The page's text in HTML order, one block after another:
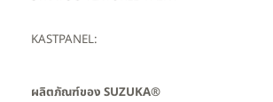
KASTPANEL:
ผลิตภัณฑ์ของ SUZUKA®